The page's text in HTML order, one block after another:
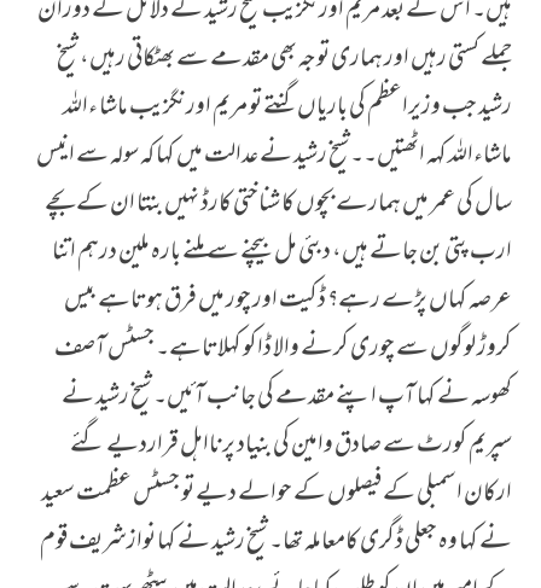
ہیں۔ اس کے بعد مریم اورنگزیب شیخ رشید کے دلائل کے دوران
جملے کستی رہیں اور ہماری توجہ بھی مقدمے سے بھٹکاتی رہیں، شیخ
رشید جب وزیراعظم کی باریاں گنتے تو مریم اورنگزیب ماشا ءاللہ
ماشاءاللہ کہہ اٹھتیں۔۔شیخ رشید نے عدالت میں کہا کہ سولہ سے انیس
سال کی عمر میں ہمارے بچوں کا شناختی کارڈ نہیں بنتا ان کے بچے
ارب پتی بن جاتے ہیں، دبئی مل بیچنے سے ملنے بارہ ملین درہم اتنا
عرصہ کہاں پڑے رہے؟ ڈکیت اور چور میں فرق ہوتاہے بیس
کروڑ لوگوں سے چوری کرنے والا ڈاکو کہلاتاہے۔ جسٹس آصف
کھوسہ نے کہا آپ اپنے مقدمے کی جانب آئیں۔ شیخ رشید نے
سپریم کورٹ سے صادق وامین کی بنیاد پر نااہل قراردیے گئے
ارکان اسمبلی کے فیصلوں کے حوالے دیے تو جسٹس عظمت سعید
نے کہا وہ جعلی ڈگری کامعاملہ تھا۔ شیخ رشید نے کہا نوازشریف قوم